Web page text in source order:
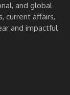
and global
current affairs,
and impactful